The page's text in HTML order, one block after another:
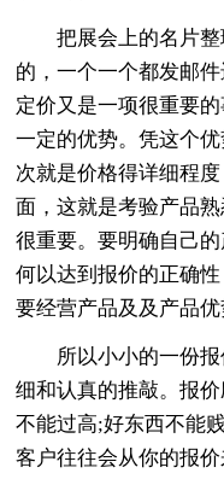
把展会上的名片整
的，一个一个都发邮
定价又是一项很重要
一定的优势。凭这个
次就是价格得详细程
面，这就是考验产品
很重要。要明确自己
何以达到报价的正确
要经营产品及及产品优
所以小小的一份报
细和认真的推敲。报
不能过高;好东西不能
客户往往会从你的报